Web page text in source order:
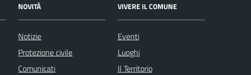
NOVITÀ
Notizie
Protezione civile
Comunicati
VIVERE IL COMUNE
Eventi
Luoghi
Il Territorio